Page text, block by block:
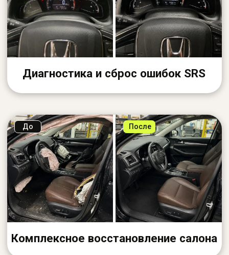
ЧТО ГОВОРЯТ КЛИЕНТЫ
Когда важно сделать
аккуратно
Спасибо за восстановление салона! Всё
сделано аккуратно, даже строчка на руле
как новая. Салон выглядит на 100%
Игорь К.
Отправлял торпеду из другого города.
Получил обратно как новую. Отличный
сервис и поддержка!
Kia Sportage
Дмитрий П.